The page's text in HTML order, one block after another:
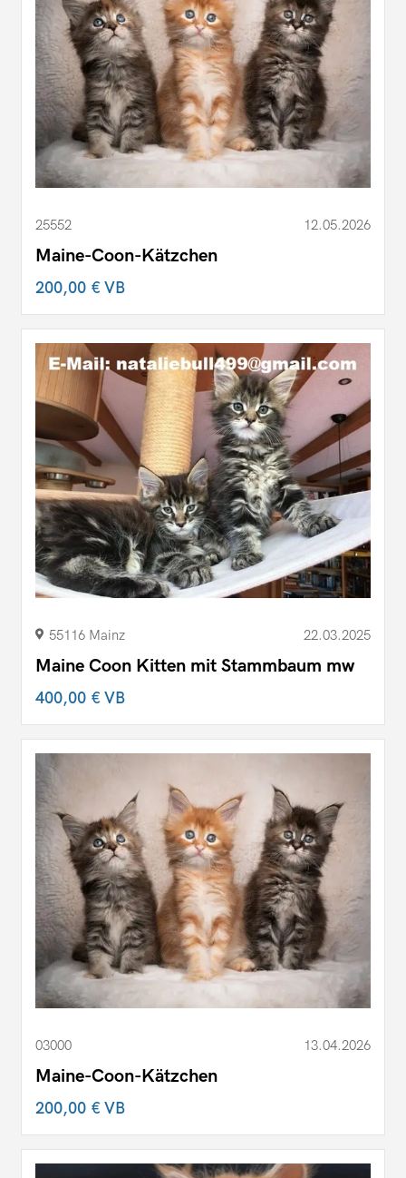
25552 12.05.2026
Maine-Coon-Kätzchen
200,00 €VB
55116 Mainz 22.03.2025
Maine Coon Kitten mit Stammbaum mw
400,00 €VB
03000 13.04.2026
Maine-Coon-Kätzchen
200,00 €VB